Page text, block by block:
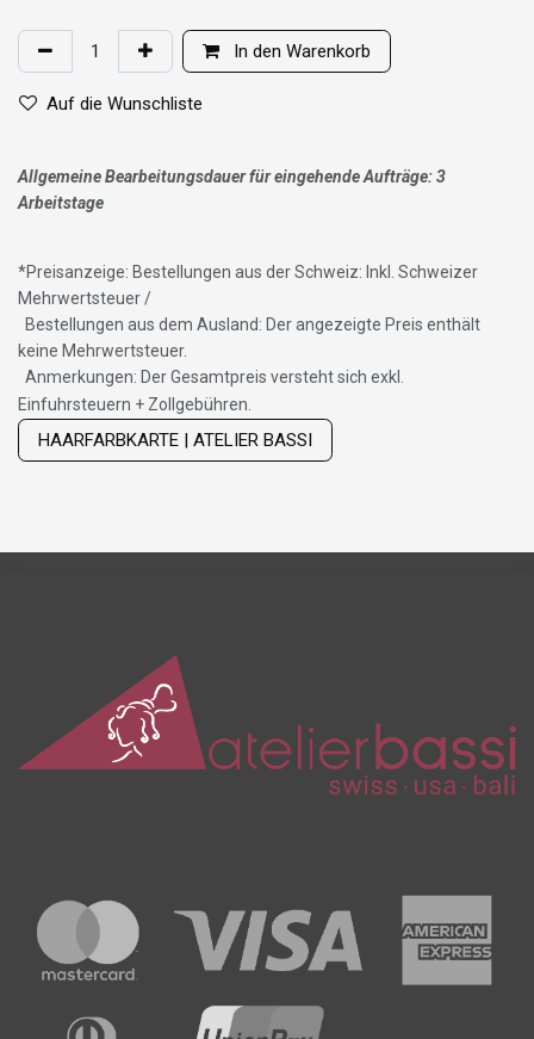
In den Warenkorb
Auf die Wunschliste
Allgemeine Bearbeitungsdauer für eingehende Aufträge: 3
Arbeitstage
*Preisanzeige: Bestellungen aus der Schweiz: Inkl. Schweizer
Mehrwertsteuer /
Bestellungen aus dem Ausland: Der angezeigte Preis enthält
keine Mehrwertsteuer.
Anmerkungen: Der Gesamtpreis versteht sich exkl.
Einfuhrsteuern + Zollgebühren.
HAARFARBKARTE | ATELIER BASSI